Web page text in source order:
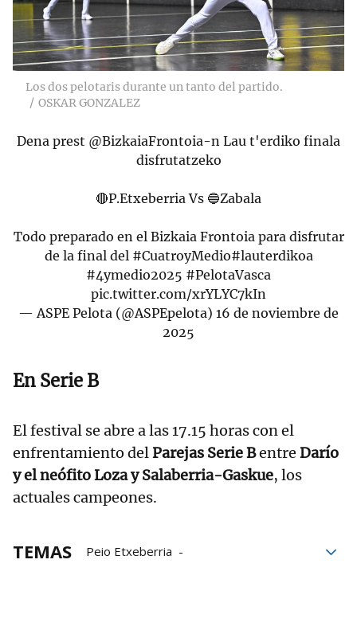
Los dos pelotaris durante un tanto del partido.
OSKAR GONZALEZ
Dena prest @BizkaiaFrontoia-n Lau t'erdiko finala
disfrutatzeko
🔴P.Etxeberria Vs 🔵Zabala
Todo preparado en el Bizkaia Frontoia para disfrutar
de la final del #CuatroyMedio#lauterdikoa
#4ymedio2025 #PelotaVasca
pic.twitter.com/xrYLYC7kIn
— ASPE Pelota (@ASPEpelota) 16 de noviembre de
2025
En Serie B
El festival se abre a las 17.15 horas con el
enfrentamiento delParejas Serie Bentre Darío
y el neófito Loza y Salaberria-Gaskue, los
actuales campeones.
TEMAS
Peio Etxeberria